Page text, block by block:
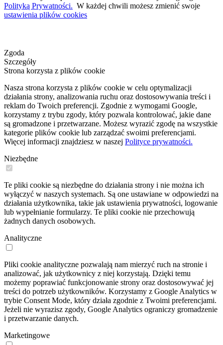
Polityką Prywatności. W każdej chwili możesz zmienić swoje
ustawienia plików cookies
Zgoda
Szczegóły
Strona korzysta z plików cookie
Nasza strona korzysta z plików cookie w celu optymalizacji
działania strony, analizowania ruchu oraz dostosowywania treści i
reklam do Twoich preferencji. Zgodnie z wymogami Google,
korzystamy z trybu zgody, który pozwala kontrolować, jakie dane
są gromadzone i przetwarzane. Możesz wyrazić zgodę na wszystkie
kategorie plików cookie lub zarządzać swoimi preferencjami.
Więcej informacji znajdziesz w naszej Polityce prywatności.
Niezbędne
Te pliki cookie są niezbędne do działania strony i nie można ich
wyłączyć w naszych systemach. Są one ustawiane w odpowiedzi na
działania użytkownika, takie jak ustawienia prywatności, logowanie
lub wypełnianie formularzy. Te pliki cookie nie przechowują
żadnych danych osobowych.
Analityczne
Pliki cookie analityczne pozwalają nam mierzyć ruch na stronie i
analizować, jak użytkownicy z niej korzystają. Dzięki temu
możemy poprawiać funkcjonowanie strony oraz dostosowywać jej
treści do potrzeb użytkowników. Korzystamy z Google Analytics w
trybie Consent Mode, który działa zgodnie z Twoimi preferencjami.
Jeżeli nie wyrazisz zgody, Google Analytics ograniczy gromadzenie
i przetwarzanie danych.
Marketingowe